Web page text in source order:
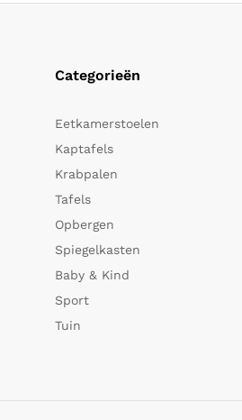
Categorieën
Eetkamerstoelen
Kaptafels
Krabpalen
Tafels
Opbergen
Spiegelkasten
Baby & Kind
Sport
Tuin